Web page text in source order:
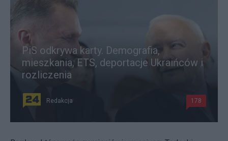
PiS odkrywa karty. Demografia,
mieszkania, ETS, deportacje Ukraińców i
rozliczenia
Redakcja 178